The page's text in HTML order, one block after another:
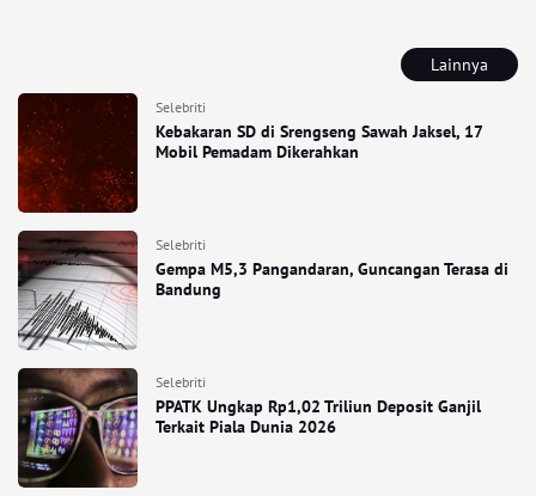
Lainnya
Selebriti
Kebakaran SD di Srengseng Sawah Jaksel, 17
Mobil Pemadam Dikerahkan
Selebriti
Gempa M5,3 Pangandaran, Guncangan Terasa di
Bandung
Selebriti
PPATK Ungkap Rp1,02 Triliun Deposit Ganjil
Terkait Piala Dunia 2026